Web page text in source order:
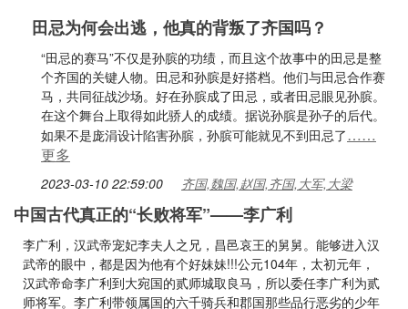
田忌为何会出逃，他真的背叛了齐国吗？
“田忌的赛马”不仅是孙膑的功绩，而且这个故事中的田忌是整
个齐国的关键人物。田忌和孙膑是好搭档。他们与田忌合作赛
马，共同征战沙场。好在孙膑成了田忌，或者田忌眼见孙膑。
在这个舞台上取得如此骄人的成绩。据说孙膑是孙子的后代。
如果不是庞涓设计陷害孙膑，孙膑可能就见不到田忌了……
更多
2023-03-10 22:59:00 齐国,魏国,赵国,齐国,大军,大梁
中国古代真正的“长败将军”——李广利
李广利，汉武帝宠妃李夫人之兄，昌邑哀王的舅舅。能够进入汉
武帝的眼中，都是因为他有个好妹妹!!!公元104年，太初元年，
汉武帝命李广利到大宛国的贰师城取良马，所以委任李广利为贰
师将军。李广利带领属国的六千骑兵和郡国那些品行恶劣的少年